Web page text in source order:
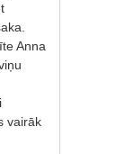
Anna
vairāk